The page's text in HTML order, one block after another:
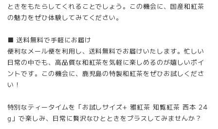
ときをもたらしてくれることでしょう。この機会に、国産和紅茶
の魅力をぜひ体験してみてください。
■ 送料無料で手軽にお届け
便利なメール便を利用し、送料無料でお届けいたします。忙しい
日常の中でも、高品質な和紅茶を気軽に楽しめるのが嬉しいポイ
ントです。この機会に、鹿児島の特製和紅茶をぜひお試しくださ
い！
特別なティータイムを「お試しサイズ+ 雅紅茶 知覧紅茶 西本 24
g」で楽しみ、日常に贅沢なひとときをプラスしてみませんか？